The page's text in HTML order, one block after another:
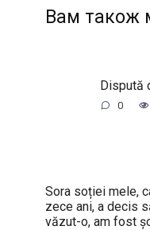
Вам також
Dispută
0
Sora soției mele,
zece ani, a decis
văzut-o, am fost